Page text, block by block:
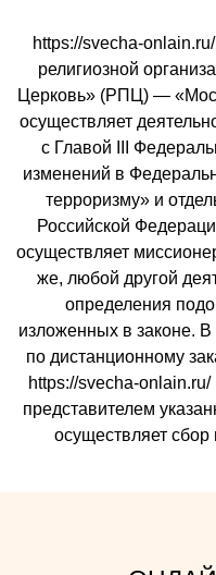
https://svecha-
религиозной
Церковь» (РПЦ) —
осуществляет
с Главой III
изменений в
терроризму» и
Российской
осуществляет
же, любой другой
определения
изложенных в законе. В
по дистанционному
https://svecha-
представителем
осуществляет